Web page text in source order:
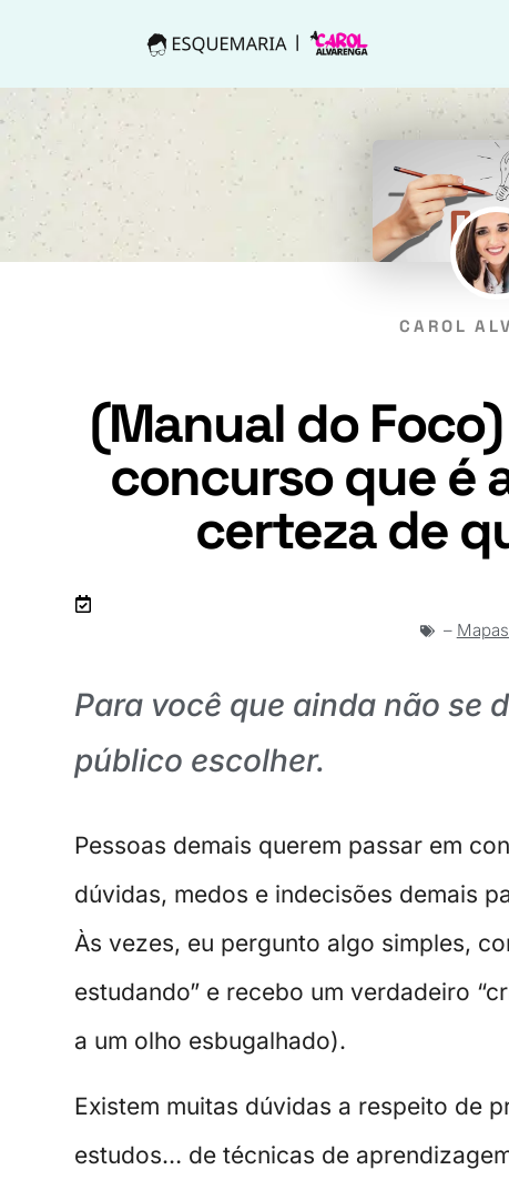
CAROL
(Manual do
concurso que é
certeza de
–
Para você que ainda não se
público escolher.
Pessoas demais querem passar em
dúvidas, medos e indecisões demais
Às vezes, eu pergunto algo simples,
estudando” e recebo um verdadeiro
a um olho esbugalhado).
Existem muitas dúvidas a respeito de
estudos… de técnicas de